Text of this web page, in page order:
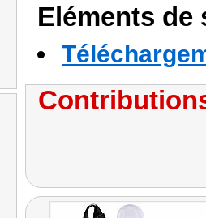
Eléments